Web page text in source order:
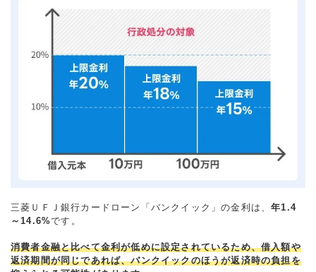
三菱ＵＦＪ銀行カードローン「バンクイック」の金利は、年1.4
～14.6%です。
消費者金融と比べて金利が低めに設定されているため、借入額や
返済期間が同じであれば、バンクイックのほうが返済時の負担を